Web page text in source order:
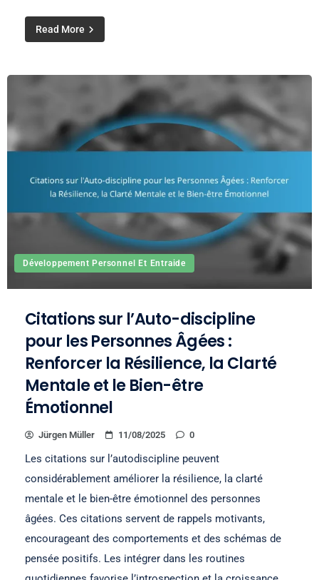
Read More
Développement Personnel Et Entraide
Citations sur l’Auto-discipline
pour les Personnes Âgées :
Renforcer la Résilience, la Clarté
Mentale et le Bien-être
Émotionnel
Jürgen Müller 11/08/2025 0
Les citations sur l’autodiscipline peuvent
considérablement améliorer la résilience, la clarté
mentale et le bien-être émotionnel des personnes
âgées. Ces citations servent de rappels motivants,
encourageant des comportements et des schémas de
pensée positifs. Les intégrer dans les routines